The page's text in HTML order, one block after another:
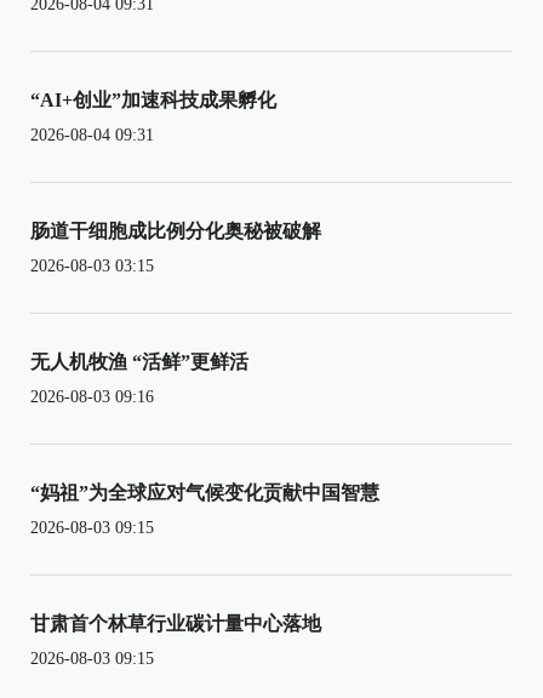
2026-08-04 09:31
“AI+创业”加速科技成果孵化
2026-08-04 09:31
肠道干细胞成比例分化奥秘被破解
2026-08-03 03:15
无人机牧渔 “活鲜”更鲜活
2026-08-03 09:16
“妈祖”为全球应对气候变化贡献中国智慧
2026-08-03 09:15
甘肃首个林草行业碳计量中心落地
2026-08-03 09:15